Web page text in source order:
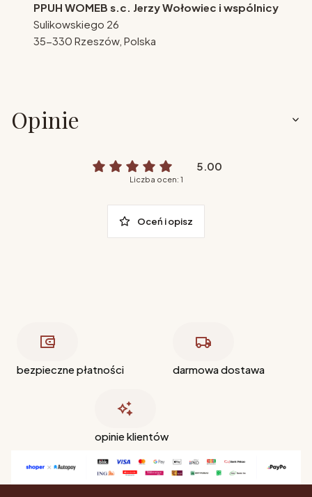
PPUH WOMEB s.c. Jerzy Wołowiec i wspólnicy
Sulikowskiego 26
35-330 Rzeszów, Polska
Opinie
5.00
Liczba ocen: 1
Oceń i opisz
bezpieczne płatności darmowa dostawa
opinie klientów